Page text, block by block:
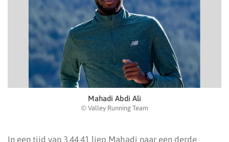
Mahadi Abdi Ali
© Valley Running Team
In een tijd van 3,44,41 liep Mahadi naar een derde